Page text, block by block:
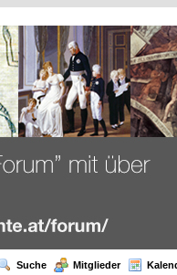
Suche Mitglieder